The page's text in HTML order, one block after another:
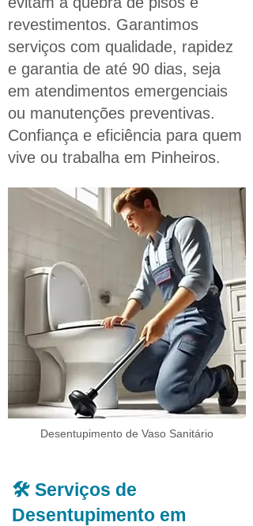
revestimentos. Garantimos
serviços com qualidade, rapidez
e garantia de até 90 dias, seja
em atendimentos emergenciais
ou manutenções preventivas.
Confiança e eficiência para quem
vive ou trabalha em Pinheiros.
Desentupimento de Vaso Sanitário
🛠️ Serviços de
Desentupimento em